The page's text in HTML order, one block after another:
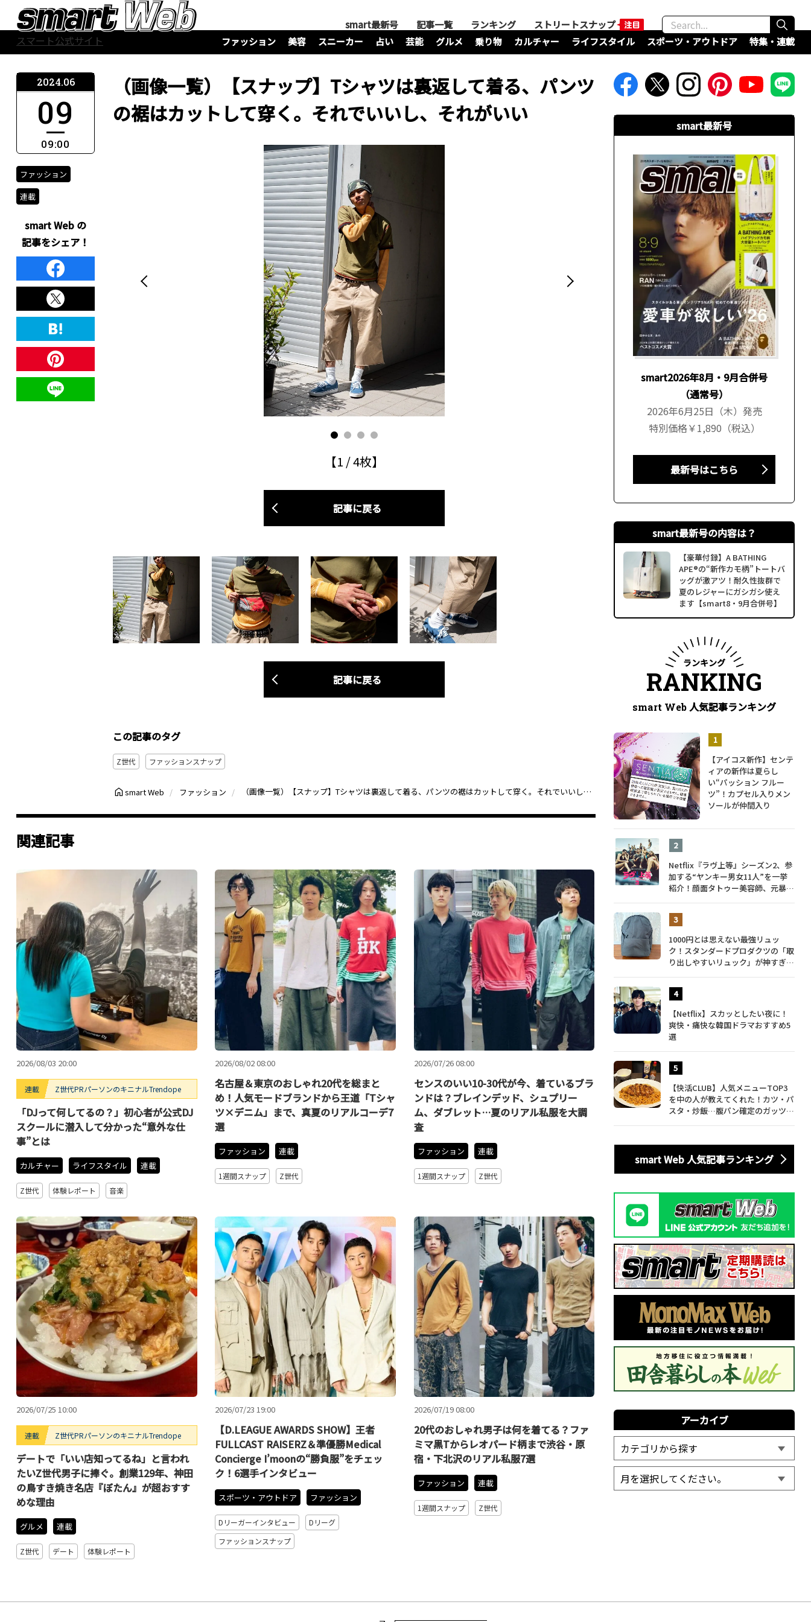
スマート公式サイト
smart最新号 記事一覧 ランキング
ストリートスナップ
ファッション
美容 スニーカー 占い 芸能 グルメ 乗り物 カルチャー ライフスタイル スポーツ・アウトドア 特集・連載
（画像一覧）【スナップ】Tシャツは裏返して着る、パンツ
の裾はカットして穿く。それでいいし、それがいい
【1 /4枚】
記事に戻る
記事に戻る
この記事のタグ
Z世代 ファッションスナップ
smart Web ファッション （画像一覧）【スナップ】Tシャツは裏返して着る、パンツの裾はカットして穿く。それでいいし、それがいい
2024.06
09
09:00
ファッション
連載
smart Web の
記事をシェア！
関連記事
2026/08/03 20:00
連載 Z世代PRパーソンのキニナルTrendope
「DJって何してるの？」初心者が公式DJ
スクールに潜入して分かった“意外な仕
事”とは
カルチャー ライフスタイル 連載
Z世代 体験レポート 音楽
2026/08/02 08:00
名古屋＆東京のおしゃれ20代を総まと
め！人気モードブランドから王道「Tシャ
ツ×デニム」まで、真夏のリアルコーデ7
選
ファッション 連載
1週間スナップ Z世代
2026/07/26 08:00
センスのいい10-30代が今、着ているブラ
ンドは？ブレインデッド、シュプリー
ム、ダブレット…夏のリアル私服を大調
査
ファッション 連載
1週間スナップ Z世代
2026/07/25 10:00
連載 Z世代PRパーソンのキニナルTrendope
デートで「いい店知ってるね」と言われ
たいZ世代男子に捧ぐ。創業129年、神田
の鳥すき焼き名店『ぼたん』が超おすす
めな理由
グルメ 連載
Z世代 デート 体験レポート
2026/07/23 19:00
【D.LEAGUE AWARDS SHOW】王者
FULLCAST RAISERZ＆準優勝Medical
Concierge I’moonの“勝負服”をチェッ
ク！6選手インタビュー
スポーツ・アウトドア ファッション
Dリーガーインタビュー
Dリーグ
ファッションスナップ
2026/07/19 08:00
20代のおしゃれ男子は何を着てる？ファ
ミマ黒Tからレオパード柄まで渋谷・原
宿・下北沢のリアル私服7選
ファッション 連載
1週間スナップ Z世代
smart最新号
smart2026年8月・9月合併号
（通常号）
2026年6月25日（木）発売
特別価格￥1,890（税込）
最新号はこちら
smart最新号の内容は？
【豪華付録】A BATHING
APE®の“新作カモ柄”トートバ
ッグが激アツ！耐久性抜群で
夏のレジャーにガシガシ使え
ます【smart8・9月合併号】
ランキング
RANKING
smart Web人気記事ランキング
【アイコス新作】センテ
ィアの新作は夏らし
い“パッション フルー
ツ”！カプセル入りメン
ソールが仲間入り
Netflix『ラヴ上等』シーズン2、参
加する“ヤンキー男女11人”を一挙
紹介！顔面タトゥー美容師、元暴走
1000円とは思えない最強リュッ
ク！スタンダードプロダクツの「取
り出しやすいリュック」が神すぎ
【Netflix】スカッとしたい夜に！
爽快・痛快な韓国ドラマおすすめ5
選
【快活CLUB】人気メニューTOP3
を中の人が教えてくれた！カツ・パ
スタ・炒飯…腹パン確定のガッツリ
smart Web 人気記事ランキング
アーカイブ